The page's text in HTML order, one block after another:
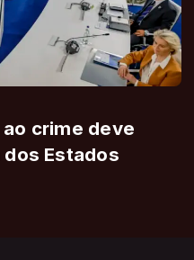
crime deve
Estados